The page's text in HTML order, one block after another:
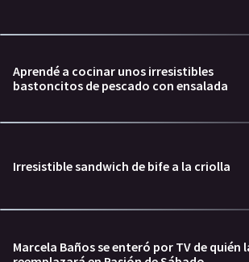
Aprendé a cocinar unos irresistibles
bastoncitos de pescado con ensalada
Irresistible sandwich de bife a la criolla
Marcela Baños se enteró por TV de quién